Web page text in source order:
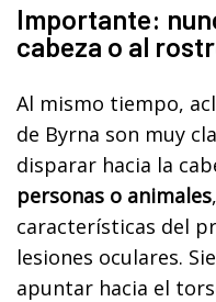
Importante:
cabeza o al
Al mismo tiempo,
de Byrna son muy
disparar hacia la
personas o animales
características del
lesiones oculares.
apuntar hacia el